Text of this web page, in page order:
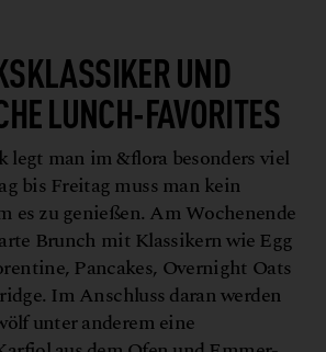
UND
LUNCH-FAVORITES
legt man im &flora besonders viel
bis Freitag muss man kein
es zu genießen. Am Wochenende
Brunch mit Klassikern wie Egg
Pancakes, Overnight Oats
Im Anschluss daran werden
unter anderem eine